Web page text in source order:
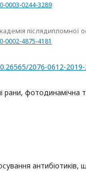
0003-0244-3289
післядипломної
4875-4181
2076-0612-
рани, фотодинамічна
антибіотиків,